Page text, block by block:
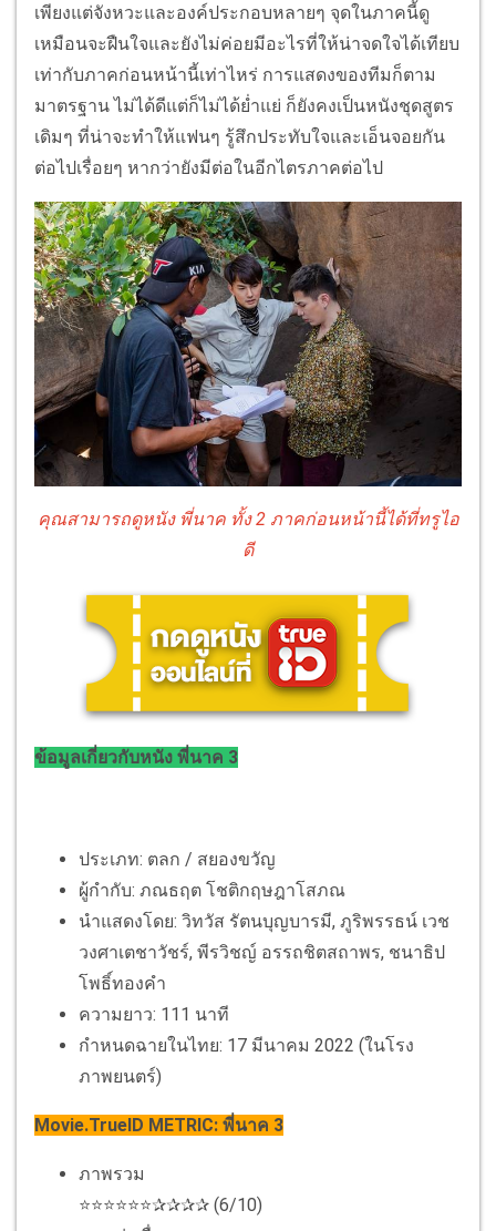
เพียงแต่จังหวะและองค์ประกอบหลายๆ จุดในภาคนี้ดู
เหมือนจะฝืนใจและยังไม่ค่อยมีอะไรที่ให้น่าจดใจได้เทียบ
เท่ากับภาคก่อนหน้านี้เท่าไหร่ การแสดงของทีมก็ตาม
มาตรฐาน ไม่ได้ดีแต่ก็ไม่ได้ย่ำแย่ ก็ยังคงเป็นหนังชุดสูตร
เดิมๆ ที่น่าจะทำให้แฟนๆ รู้สึกประทับใจและเอ็นจอยกัน
ต่อไปเรื่อยๆ หากว่ายังมีต่อในอีกไตรภาคต่อไป
คุณสามารถดูหนัง พี่นาค ทั้ง 2 ภาคก่อนหน้านี้ได้ที่ทรูไอ
ดี
ข้อมูลเกี่ยวกับหนัง พี่นาค 3
ประเภท: ตลก / สยองขวัญ
ผู้กำกับ: ภณธฤต โชติกฤษฎาโสภณ
นำแสดงโดย: วิทวัส รัตนบุญบารมี, ภูริพรรธน์ เวช
วงศาเตชาวัชร์, พีรวิชญ์ อรรถชิตสถาพร, ชนาธิป
โพธิ์ทองคำ
ความยาว: 111 นาที
กำหนดฉายในไทย: 17 มีนาคม 2022 (ในโรง
ภาพยนตร์)
Movie.TrueID METRIC: พี่นาค 3
ภาพรวม
⭐⭐⭐⭐⭐⭐✰✰✰✰ (6/10)